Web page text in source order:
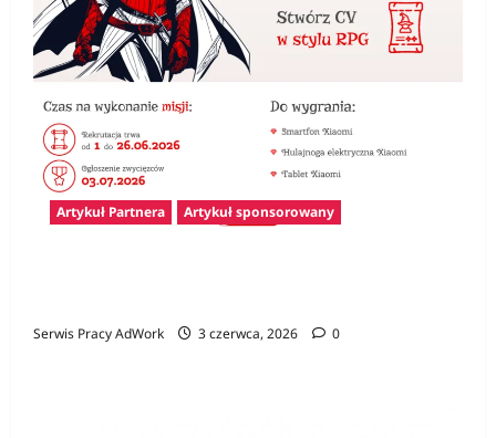
Artykuł Partnera Artykuł sponsorowany
Serwis Pracy AdWork 3 czerwca, 2026 0